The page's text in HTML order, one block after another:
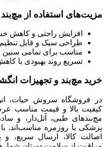
مزیت‌های استفاده از
افزایش راحتی و کاهش
طراحی سبک و قابل
مناسب برای تمامی سنین
تسریع روند بهبودی با
خرید مچ‌بند و تجهیزات
در فروشگاه سروش حیات،
کیفیت بالا و قیمت مناسب
مچ‌بندهای طبی، آتل‌دار، و
پزشکی یا روزمره مناسب‌اند.
اصالت کالا، ارسال سریع، و